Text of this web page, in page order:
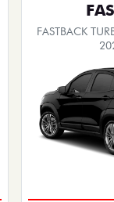
FASTBACK